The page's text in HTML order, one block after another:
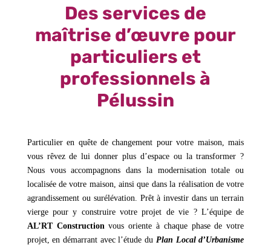
Des services de
maîtrise d’œuvre pour
particuliers et
professionnels à
Pélussin
Particulier en quête de changement pour votre maison, mais
vous rêvez de lui donner plus d’espace ou la transformer ?
Nous vous accompagnons dans la modernisation totale ou
localisée de votre maison, ainsi que dans la réalisation de votre
agrandissement ou surélévation. Prêt à investir dans un terrain
vierge pour y construire votre projet de vie ? L’équipe de
AL’RT Construction vous oriente à chaque phase de votre
projet, en démarrant avec l’étude du Plan Local d’Urbanisme